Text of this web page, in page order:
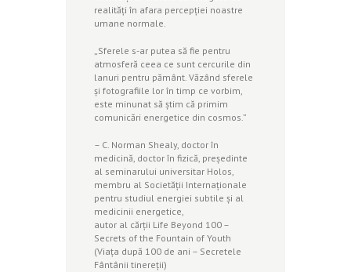
realităţi în afara percepţiei noastre
umane normale.
„Sferele s-ar putea să fie pentru
atmosferă ceea ce sunt cercurile din
lanuri pentru pământ. Văzând sferele
şi fotografiile lor în timp ce vorbim,
este minunat să ştim că primim
comunicări energetice din cosmos.”
– C. Norman Shealy, doctor în
medicină, doctor în fizică, preşedinte
al seminarului universitar Holos,
membru al Societăţii Internaţionale
pentru studiul energiei subtile şi al
medicinii energetice,
autor al cărţii Life Beyond 100 –
Secrets of the Fountain of Youth
(Viaţa după 100 de ani – Secretele
Fântânii tinereţii)